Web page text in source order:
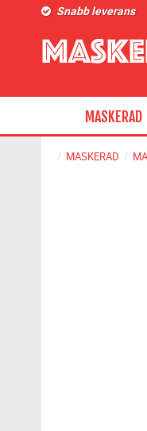
Snabb leverans
MASKERAD
MASKERAD